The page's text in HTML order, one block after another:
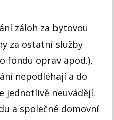
záloh za bytovou
za ostatní služby
fondu oprav apod.),
nepodléhají a do
jednotlivě neuvádějí.
a společné domovní